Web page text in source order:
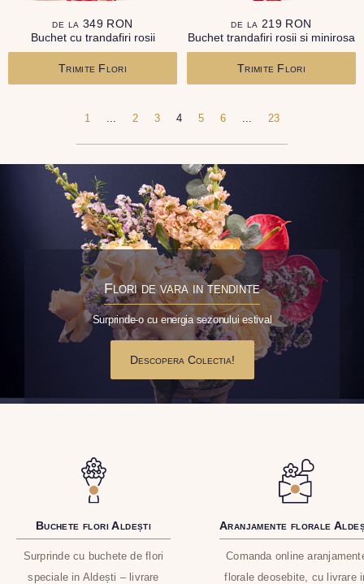
de la 349 RON
Buchet cu trandafiri rosii
Trimite Flori
de la 219 RON
Buchet trandafiri rosii si minirosa
Trimite Flori
1 ... 2 3 4 5 6 ... 23
Flori de vara in tendinte
Surprinde-o cu energia sezonului estival
Descopera Colectia!
Buchete flori Aldești
Surprinde cu buchete de flori
speciale in Aldești – livrare
Aranjamente florale
Comanda online
florale deosebite, cu livrare